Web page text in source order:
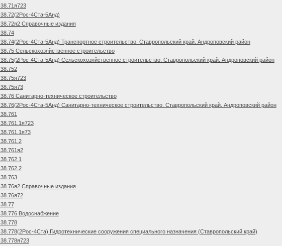
38.71я723
38.72(2Рос-4Ста-5Анд)
38.72я2 Справочные издания
38.74
38.74(2Рос-4Ста-5Анд) Транспортное строительство. Ставропольский край. Андроповский район
38.75 Сельскохозяйственное строительство
38.75(2Рос-4Ста-5Анд) Сельскохозяйственное строительство. Ставропольский край. Андроповский район
38.752
38.75я723
38.75я73
38.76 Санитарно-техническое строительство
38.76(2Рос-4Ста-5Анд) Санитарно-техническое строительство. Ставропольский край. Андроповский район
38.761
38.761.1я723
38.761.1я73
38.761.2
38.761я2
38.762.1
38.762.2
38.763
38.76я2 Справочные издания
38.76я72
38.77
38.776 Водоснабжение
38.778
38.778(2Рос-4Ста) Гидротехнические сооружения специального назначения (Ставропольский край)
38.778я723